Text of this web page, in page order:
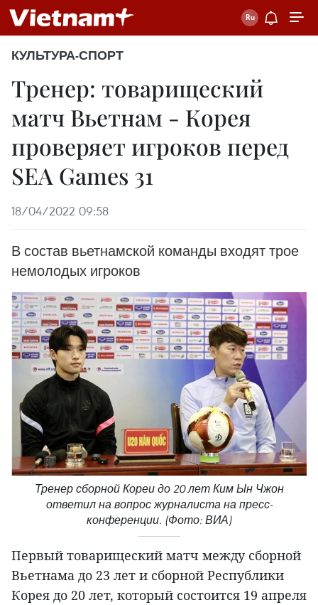
КУЛЬТУРА-СПОРТ
Тренер: товарищеский
матч Вьетнам - Корея
проверяет игроков перед
SEA Games 31
18/04/2022 09:58
В состав вьетнамской команды входят трое
немолодых игроков
Тренер сборной Кореи до 20 лет Ким Ын Чжон
ответил на вопрос журналиста на пресс-
конференции. (Фото: ВИА)
Первый товарищеский матч между сборной
Вьетнама до 23 лет и сборной Республики
Корея до 20 лет, который состоится 19 апреля